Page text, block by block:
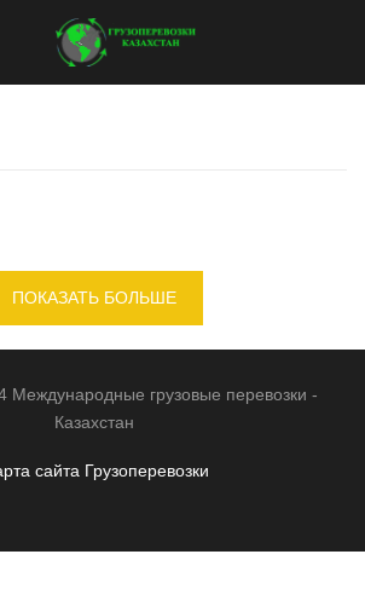
ПОКАЗАТЬ БОЛЬШЕ
Международные грузовые перевозки -
Казахстан
сайта Грузоперевозки